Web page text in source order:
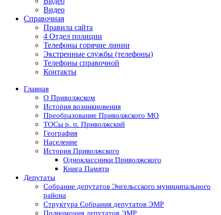
Видео
Справочная
Правила сайта
4 Отдел полиции
Телефоны горячие линии
Экстренные службы (телефоны)
Телефоны справочной
Контакты
Главная
О Приволжском
История возникновения
Преобразование Приволжского МО
ТОСы р. п. Приволжский
География
Население
История Приволжского
Одноклассники Приволжского
Книга Памяти
Депутаты
Собрание депутатов Энгельсского муниципального
района
Структура Собрания депутатов ЭМР
Полномочия депутатов ЭМР